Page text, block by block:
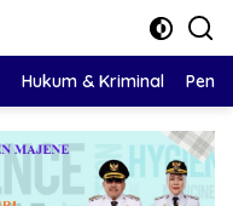
Hukum & Kriminal